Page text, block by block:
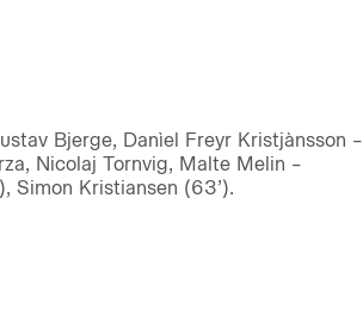
Bjerge, Danìel Freyr Kristjànsson –
Nicolaj Tornvig, Malte Melin –
Simon Kristiansen (63’).